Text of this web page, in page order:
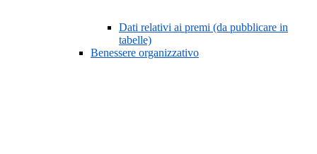
Dati relativi ai premi (da pubblicare in
tabelle)
Benessere organizzativo